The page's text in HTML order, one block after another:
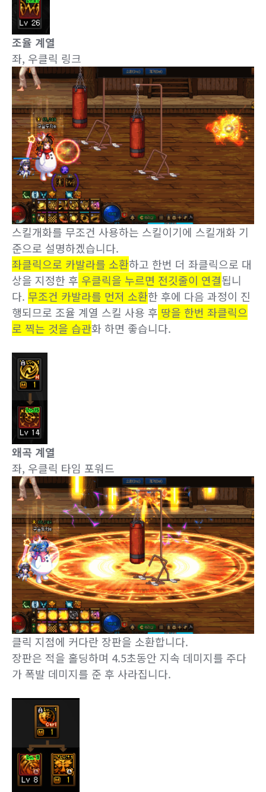
조율 계열
좌, 우클릭 링크
스킬개화를 무조건 사용하는 스킬이기에 스킬개화 기
준으로 설명하겠습니다.
좌클릭으로 카발라를 소환하고 한번 더 좌클릭으로 대
상을 지정한 후 우클릭을 누르면 전깃줄이 연결됩니
다. 무조건 카발라를 먼저 소환한 후에 다음 과정이 진
행되므로 조율 계열 스킬 사용 후 땅을 한번 좌클릭으
로 찍는 것을 습관화 하면 좋습니다.
왜곡 계열
좌, 우클릭 타임 포워드
클릭 지점에 커다란 장판을 소환합니다.
장판은 적을 홀딩하며 4.5초동안 지속 데미지를 주다
가 폭발 데미지를 준 후 사라집니다.